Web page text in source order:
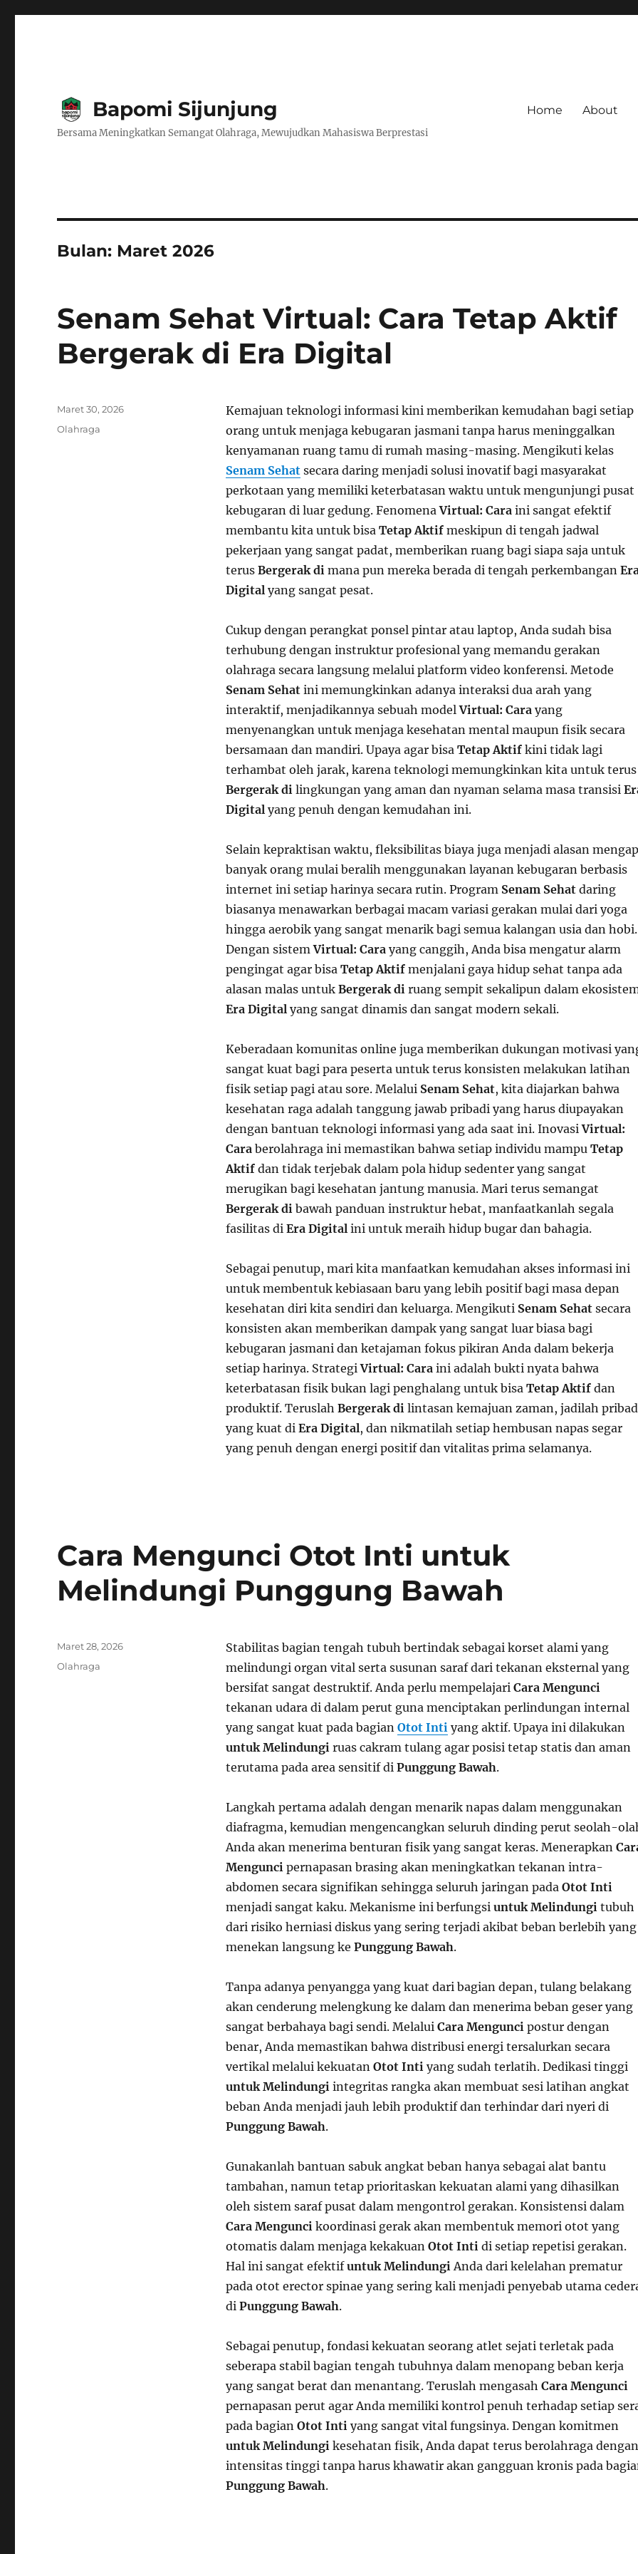
Bapomi Sijunjung
Bersama Meningkatkan Semangat Olahraga, Mewujudkan Mahasiswa Berprestasi
Home About
Bulan: Maret 2026
Senam Sehat Virtual: Cara Tetap Aktif
Bergerak di Era Digital
Kemajuan teknologi informasi kini memberikan kemudahan bagi setiap
orang untuk menjaga kebugaran jasmani tanpa harus meninggalkan
kenyamanan ruang tamu di rumah masing-masing. Mengikuti kelas
Senam Sehatsecara daring menjadi solusi inovatif bagi masyarakat
perkotaan yang memiliki keterbatasan waktu untuk mengunjungi pusat
kebugaran di luar gedung. FenomenaVirtual: Caraini sangat efektif
membantu kita untuk bisa Tetap Aktifmeskipun di tengah jadwal
pekerjaan yang sangat padat, memberikan ruang bagi siapa saja untuk
terus Bergerak dimana pun mereka berada di tengah perkembangan
Digitalyang sangat pesat.
Cukup dengan perangkat ponsel pintar atau laptop, Anda sudah bisa
terhubung dengan instruktur profesional yang memandu gerakan
olahraga secara langsung melalui platform video konferensi. Metode
Senam Sehatini memungkinkan adanya interaksi dua arah yang
interaktif, menjadikannya sebuah modelVirtual: Carayang
menyenangkan untuk menjaga kesehatan mental maupun fisik secara
bersamaan dan mandiri. Upaya agar bisa Tetap Aktifkini tidak lagi
terhambat oleh jarak, karena teknologi memungkinkan kita untuk terus
Bergerak dilingkungan yang aman dan nyaman selama masa transisi
Digitalyang penuh dengan kemudahan ini.
Selain kepraktisan waktu, fleksibilitas biaya juga menjadi alasan
banyak orang mulai beralih menggunakan layanan kebugaran berbasis
internet ini setiap harinya secara rutin. Program Senam Sehatdaring
biasanya menawarkan berbagai macam variasi gerakan mulai dari yoga
hingga aerobik yang sangat menarik bagi semua kalangan usia dan hobi.
Dengan sistemVirtual: Carayang canggih, Anda bisa mengatur alarm
pengingat agar bisa Tetap Aktifmenjalani gaya hidup sehat tanpa ada
alasan malas untuk Bergerak diruang sempit sekalipun dalam
Era Digitalyang sangat dinamis dan sangat modern sekali.
Keberadaan komunitas online juga memberikan dukungan motivasi
sangat kuat bagi para peserta untuk terus konsisten melakukan latihan
fisik setiap pagi atau sore. Melalui Senam Sehat, kita diajarkan bahwa
kesehatan raga adalah tanggung jawab pribadi yang harus diupayakan
dengan bantuan teknologi informasi yang ada saat ini. InovasiVirtual:
Caraberolahraga ini memastikan bahwa setiap individu mampu Tetap
Aktifdan tidak terjebak dalam pola hidup sedenter yang sangat
merugikan bagi kesehatan jantung manusia. Mari terus semangat
Bergerak dibawah panduan instruktur hebat, manfaatkanlah segala
fasilitas di Era Digitalini untuk meraih hidup bugar dan bahagia.
Sebagai penutup, mari kita manfaatkan kemudahan akses informasi ini
untuk membentuk kebiasaan baru yang lebih positif bagi masa depan
kesehatan diri kita sendiri dan keluarga. Mengikuti Senam Sehatsecara
konsisten akan memberikan dampak yang sangat luar biasa bagi
kebugaran jasmani dan ketajaman fokus pikiran Anda dalam bekerja
setiap harinya. StrategiVirtual: Caraini adalah bukti nyata bahwa
keterbatasan fisik bukan lagi penghalang untuk bisa Tetap Aktifdan
produktif. Teruslah Bergerak dilintasan kemajuan zaman, jadilah
yang kuat di Era Digital, dan nikmatilah setiap hembusan napas segar
yang penuh dengan energi positif dan vitalitas prima selamanya.
Posted
on
Maret 30, 2026
Categories
Olahraga
Cara Mengunci Otot Inti untuk
Melindungi Punggung Bawah
Stabilitas bagian tengah tubuh bertindak sebagai korset alami yang
melindungi organ vital serta susunan saraf dari tekanan eksternal yang
bersifat sangat destruktif. Anda perlu mempelajari Cara Mengunci
tekanan udara di dalam perut guna menciptakan perlindungan internal
yang sangat kuat pada bagian Otot Intiyang aktif. Upaya ini dilakukan
untuk Melindungiruas cakram tulang agar posisi tetap statis dan aman
terutama pada area sensitif di Punggung Bawah.
Langkah pertama adalah dengan menarik napas dalam menggunakan
diafragma, kemudian mengencangkan seluruh dinding perut seolah-
Anda akan menerima benturan fisik yang sangat keras. Menerapkan
Menguncipernapasan brasing akan meningkatkan tekanan intra-
abdomen secara signifikan sehingga seluruh jaringan pada Otot Inti
menjadi sangat kaku. Mekanisme ini berfungsi untuk Melindungitubuh
dari risiko herniasi diskus yang sering terjadi akibat beban berlebih yang
menekan langsung ke Punggung Bawah.
Tanpa adanya penyangga yang kuat dari bagian depan, tulang belakang
akan cenderung melengkung ke dalam dan menerima beban geser yang
sangat berbahaya bagi sendi. Melalui Cara Menguncipostur dengan
benar, Anda memastikan bahwa distribusi energi tersalurkan secara
vertikal melalui kekuatan Otot Intiyang sudah terlatih. Dedikasi tinggi
untuk Melindungiintegritas rangka akan membuat sesi latihan angkat
beban Anda menjadi jauh lebih produktif dan terhindar dari nyeri di
Punggung Bawah.
Gunakanlah bantuan sabuk angkat beban hanya sebagai alat bantu
tambahan, namun tetap prioritaskan kekuatan alami yang dihasilkan
oleh sistem saraf pusat dalam mengontrol gerakan. Konsistensi dalam
Cara Menguncikoordinasi gerak akan membentuk memori otot yang
otomatis dalam menjaga kekakuan Otot Intidi setiap repetisi gerakan.
Hal ini sangat efektifuntuk MelindungiAnda dari kelelahan prematur
pada otot erector spinae yang sering kali menjadi penyebab utama
di Punggung Bawah.
Sebagai penutup, fondasi kekuatan seorang atlet sejati terletak pada
seberapa stabil bagian tengah tubuhnya dalam menopang beban kerja
yang sangat berat dan menantang. Teruslah mengasah Cara Mengunci
pernapasan perut agar Anda memiliki kontrol penuh terhadap setiap
pada bagian Otot Intiyang sangat vital fungsinya. Dengan komitmen
untuk Melindungikesehatan fisik, Anda dapat terus berolahraga dengan
intensitas tinggi tanpa harus khawatir akan gangguan kronis pada
Punggung Bawah.
Posted
on
Maret 28, 2026
Categories
Olahraga